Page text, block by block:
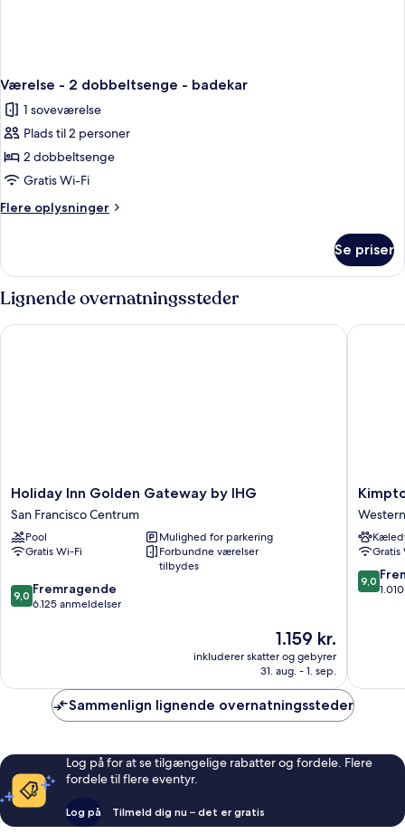
Værelse - 2 dobbeltsenge - badekar
1 soveværelse
Plads til 2 personer
2 dobbeltsenge
Gratis Wi-Fi
Flere oplysninger
Flere
-
dobbeltsenge
badekar
Se priser
Lignende overnatningssteder
Holiday
Inn
Golden
Gateway
by
San
Francisco
Holiday Inn Golden Gateway by IHG
San Francisco Centrum
Pool
Mulighed for parkering
Gratis Wi-Fi
Forbundne værelser
tilbydes
9.0
ud
anmeldelser
9,0 Fremragende
6.125 anmeldelser
Prisen
er
1.159 kr.
1.159 kr.
inkluderer skatter og gebyrer
31. aug. - 1. sep.
Holiday Inn Golden Gateway by IHG
Kimpton
Hotel
Enso
by
IHG
Western
Addition
Gratis
9.0
ud
9,0
Sammenlign lignende overnatningssteder
Log på for at se tilgængelige rabatter og fordele. Flere
fordele til flere eventyr.
Log på Tilmeld dig nu – det er gratis